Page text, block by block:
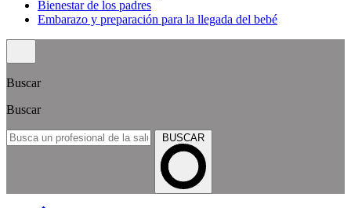
Bienestar de los padres
Embarazo y preparación para la llegada del bebé
Buscar
Buscar
BUSCAR